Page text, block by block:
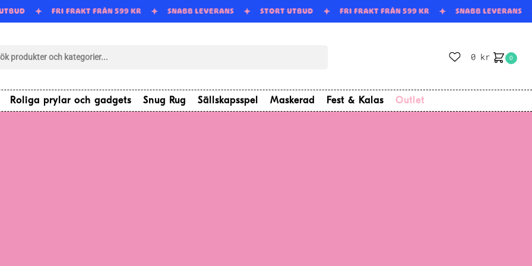
FRI FRAKT FRÅN 599 KR SNABB LEVERANS STORT UTBUD FRI FRAKT FRÅN 599 KR SNABB LEVERANS
0 kr 0
Roliga prylar och gadgets Snug Rug Sällskapsspel Maskerad Fest & Kalas Outlet